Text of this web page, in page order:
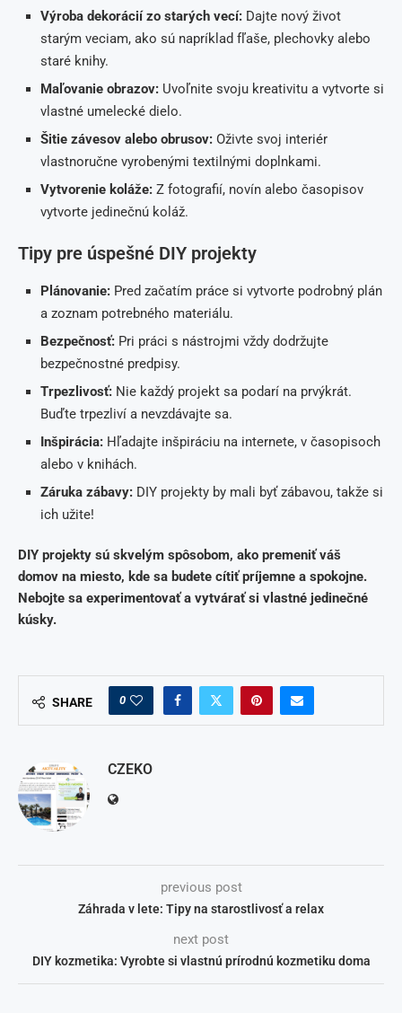
Výroba dekorácií zo starých vecí: Dajte nový život
starým veciam, ako sú napríklad fľaše, plechovky alebo
staré knihy.
Maľovanie obrazov: Uvoľnite svoju kreativitu a vytvorte si
vlastné umelecké dielo.
Šitie závesov alebo obrusov: Oživte svoj interiér
vlastnoručne vyrobenými textilnými doplnkami.
Vytvorenie koláže: Z fotografií, novín alebo časopisov
vytvorte jedinečnú koláž.
Tipy pre úspešné DIY projekty
Plánovanie: Pred začatím práce si vytvorte podrobný plán
a zoznam potrebného materiálu.
Bezpečnosť: Pri práci s nástrojmi vždy dodržujte
bezpečnostné predpisy.
Trpezlivosť: Nie každý projekt sa podarí na prvýkrát.
Buďte trpezliví a nevzdávajte sa.
Inšpirácia: Hľadajte inšpiráciu na internete, v časopisoch
alebo v knihách.
Záruka zábavy: DIY projekty by mali byť zábavou, takže si
ich užite!
DIY projekty sú skvelým spôsobom, ako premeniť váš
domov na miesto, kde sa budete cítiť príjemne a spokojne.
Nebojte sa experimentovať a vytvárať si vlastné jedinečné
kúsky.
SHARE 0
CZEKO
previous post
Záhrada v lete: Tipy na starostlivosť a relax
next post
DIY kozmetika: Vyrobte si vlastnú prírodnú kozmetiku doma